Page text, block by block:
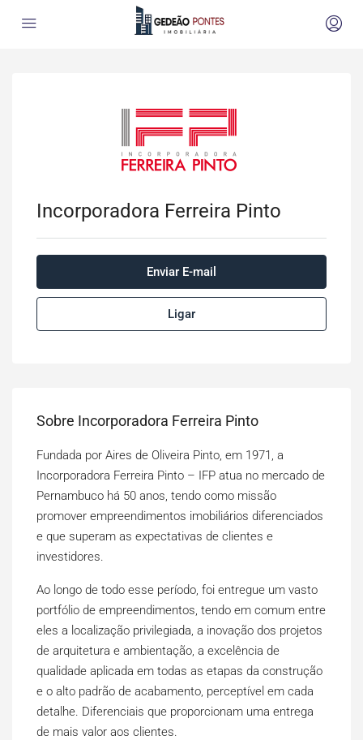
Incorporadora Ferreira Pinto
Enviar E-mail
Ligar
Sobre Incorporadora Ferreira Pinto
Fundada por Aires de Oliveira Pinto, em 1971, a
Incorporadora Ferreira Pinto – IFP atua no mercado de
Pernambuco há 50 anos, tendo como missão
promover empreendimentos imobiliários diferenciados
e que superam as expectativas de clientes e
investidores.
Ao longo de todo esse período, foi entregue um vasto
portfólio de empreendimentos, tendo em comum entre
eles a localização privilegiada, a inovação dos projetos
de arquitetura e ambientação, a excelência de
qualidade aplicada em todas as etapas da construção
e o alto padrão de acabamento, perceptível em cada
detalhe. Diferenciais que proporcionam uma entrega
de mais valor aos clientes.